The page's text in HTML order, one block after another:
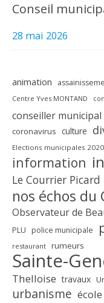
Conseil
28 mai 2026
animation
Centre Yves MONTAND
conseiller municipal
coronavirus culture
Elections municipales 2020
information
Le Courrier Picard
nos échos du
Observateur de
PLU police municipale
restaurant rumeurs
Sainte-
Thelloise travaux
urbanisme école